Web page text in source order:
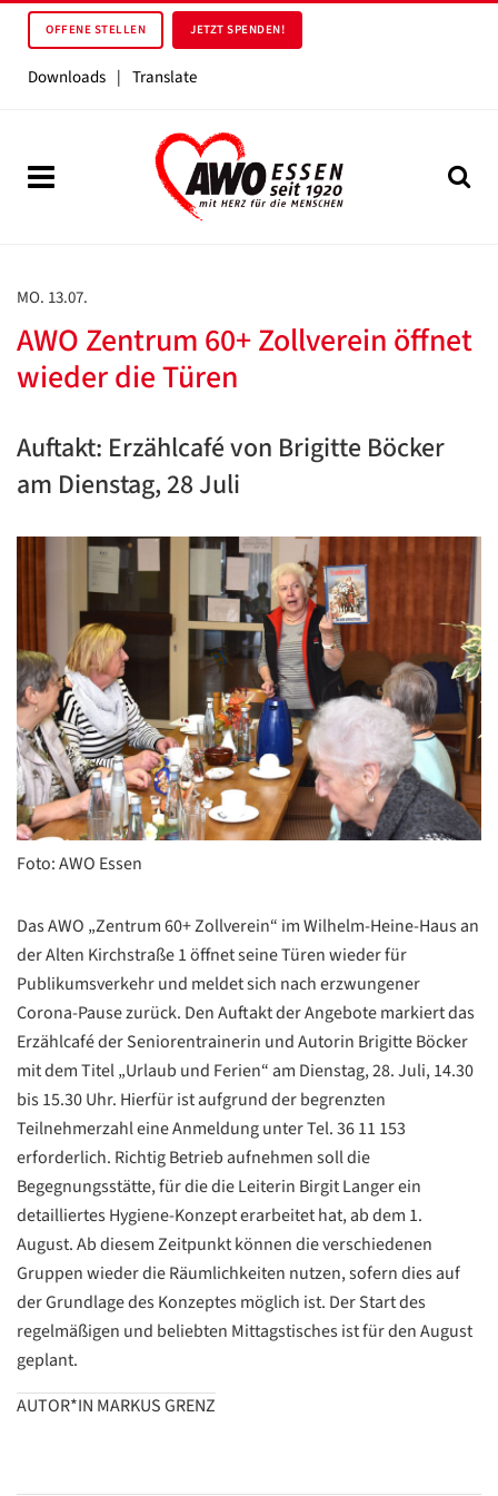
OFFENE STELLEN JETZT SPENDEN!
Downloads | Translate
MO. 13.07.
AWO Zentrum 60+ Zollverein öffnet
wieder die Türen
Auftakt: Erzählcafé von Brigitte Böcker
am Dienstag, 28 Juli
Foto: AWO Essen
Das AWO „Zentrum 60+ Zollverein“ im Wilhelm-Heine-Haus an
der Alten Kirchstraße 1 öffnet seine Türen wieder für
Publikumsverkehr und meldet sich nach erzwungener
Corona-Pause zurück. Den Auftakt der Angebote markiert das
Erzählcafé der Seniorentrainerin und Autorin Brigitte Böcker
mit dem Titel „Urlaub und Ferien“ am Dienstag, 28. Juli, 14.30
bis 15.30 Uhr. Hierfür ist aufgrund der begrenzten
Teilnehmerzahl eine Anmeldung unter Tel. 36 11 153
erforderlich. Richtig Betrieb aufnehmen soll die
Begegnungsstätte, für die die Leiterin Birgit Langer ein
detailliertes Hygiene-Konzept erarbeitet hat, ab dem 1.
August. Ab diesem Zeitpunkt können die verschiedenen
Gruppen wieder die Räumlichkeiten nutzen, sofern dies auf
der Grundlage des Konzeptes möglich ist. Der Start des
regelmäßigen und beliebten Mittagstisches ist für den August
geplant.
AUTOR*IN MARKUS GRENZ